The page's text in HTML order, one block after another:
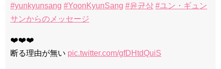
#yunkyunsang #YoonKyunSang #윤균상 #ユン・ギュン
サンからのメッセージ
❤️❤️❤️
断る理由が無い pic.twitter.com/gfDHtdQuiS